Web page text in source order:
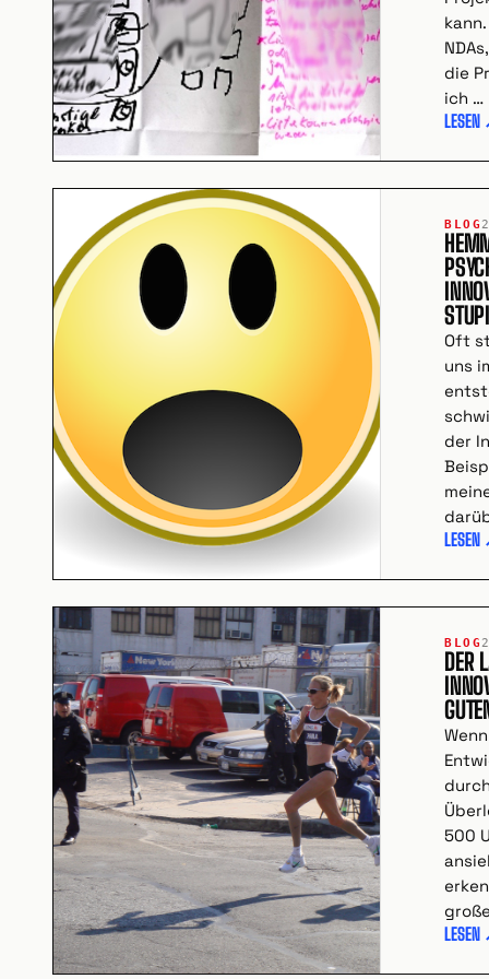
die
ich …
BLOG
Oft
uns
der
BLOG
DER
500